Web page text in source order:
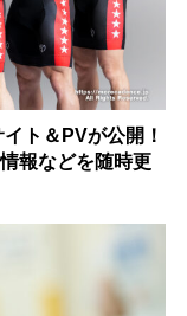
ト＆PVが公開！
報などを随時更